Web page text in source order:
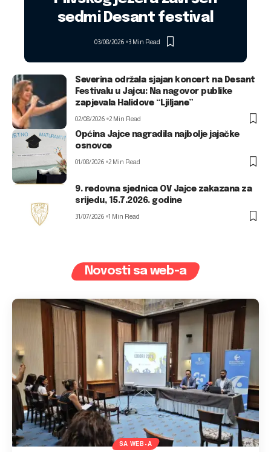
sedmi Desant festival
03/08/2026 3 Min Read
Severina održala sjajan koncert na Desant
Festivalu u Jajcu: Na nagovor publike
zapjevala Halidove “Ljiljane”
02/08/2026 2 Min Read
Općina Jajce nagradila najbolje jajačke
osnovce
01/08/2026 2 Min Read
9. redovna sjednica OV Jajce zakazana za
srijedu, 15.7.2026. godine
31/07/2026 1 Min Read
Novosti sa web-a
SA WEB-A